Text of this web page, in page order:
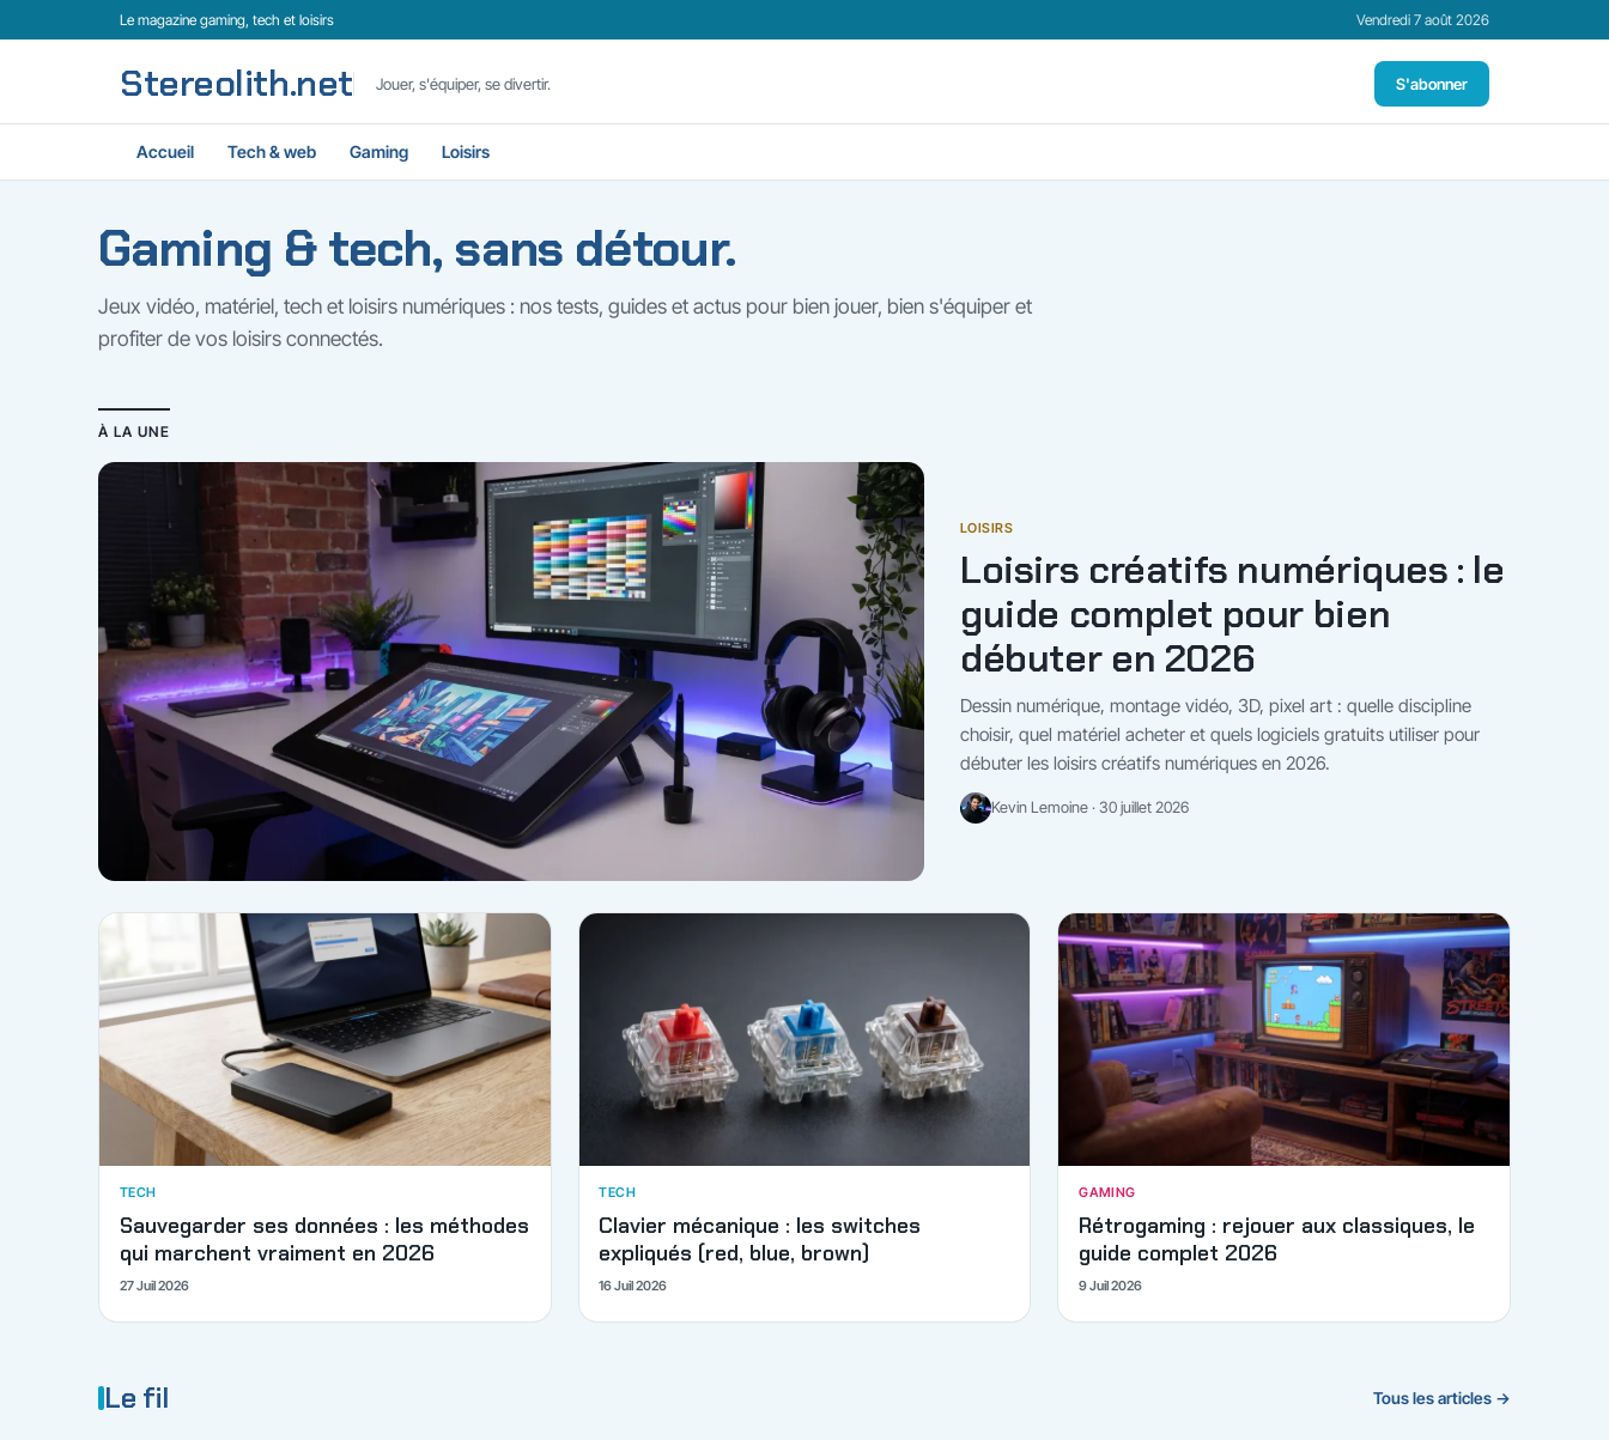
Le magazine gaming, tech et loisirs Vendredi 7 août 2026
Stereolith.net Jouer, s'équiper, se divertir. S'abonner
Accueil Tech & web Gaming Loisirs
Gaming & tech, sans détour.
Jeux vidéo, matériel, tech et loisirs numériques : nos tests, guides et actus pour bien jouer, bien s'équiper et
profiter de vos loisirs connectés.
À LA UNE
LOISIRS
Loisirs créatifs numériques : le
guide complet pour bien
débuter en 2026
Dessin numérique, montage vidéo, 3D, pixel art : quelle discipline
choisir, quel matériel acheter et quels logiciels gratuits utiliser pour
débuter les loisirs créatifs numériques en 2026.
Kevin Lemoine · 30 juillet 2026
TECH
Sauvegarder ses données : les méthodes
qui marchent vraiment en 2026
27 Juil 2026
TECH
Clavier mécanique : les switches
expliqués (red, blue, brown)
16 Juil 2026
GAMING
Rétrogaming : rejouer aux classiques, le
guide complet 2026
9 Juil 2026
Le fil Tous les articles →